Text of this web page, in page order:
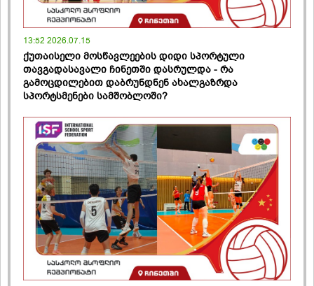
13:52 2026.07.15
ქუთაისელი მოსწავლეების დიდი სპორტული
თავგადასავალი ჩინეთში დასრულდა - რა
გამოცდილებით დაბრუნდნენ ახალგაზრდა
სპორტსმენები სამშობლოში?